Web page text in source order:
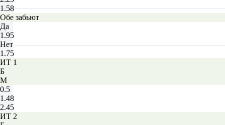
1.58
Обе забьют
Да
1.95
Нет
1.75
ИТ 1
Б
М
0.5
1.48
2.45
ИТ 2